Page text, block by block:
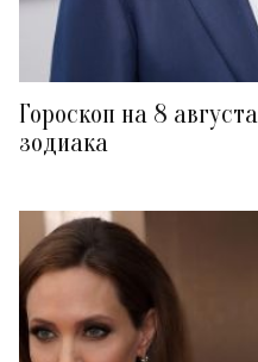
Гороскоп на 8
зодиака